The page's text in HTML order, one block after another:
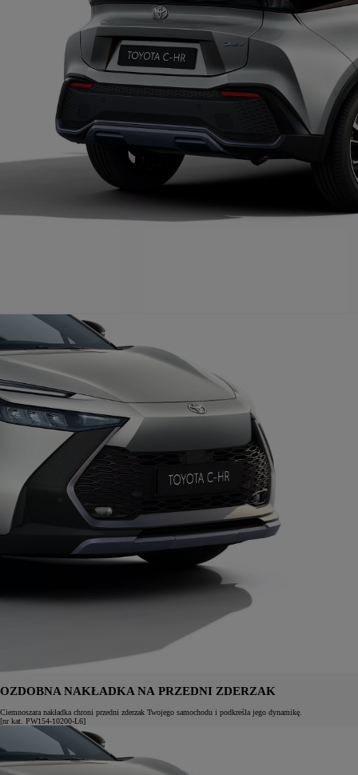
OZDOBNA NAKŁADKA NA PRZEDNI ZDERZAK
Ciemnoszara nakładka chroni przedni zderzak Twojego samochodu i podkreśla jego dynamikę.
[nr kat. PW154-10200-L6]